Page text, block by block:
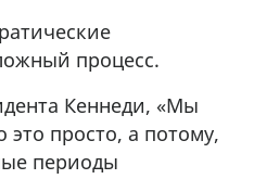
процесс.
Кеннеди, «Мы
это просто, а потому,
периоды